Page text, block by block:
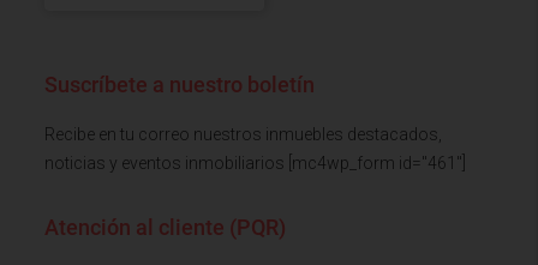
Suscríbete a nuestro boletín
Recibe en tu correo nuestros inmuebles destacados,
noticias y eventos inmobiliarios [mc4wp_form id="461"]
Atención al cliente (PQR)